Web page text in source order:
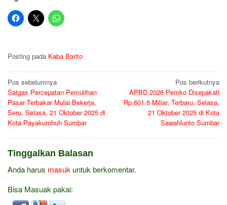
Posting pada Kaba Barito
Navigasi
pos
Pos sebelumnya
Satgas Percepatan Pemulihan
Pasar Terbakar Mulai Bekerja,
Seru, Selasa, 21 Oktober 2025 di
Kota Payakumbuh Sumbar
Pos berikutnya
APBD 2026 Pemko Disepakati
Rp.601,6 Miliar, Terbaru, Selasa,
21 Oktober 2025 di Kota
Sawahlunto Sumbar
Tinggalkan Balasan
Anda harus masuk untuk berkomentar.
Bisa Masuak pakai: